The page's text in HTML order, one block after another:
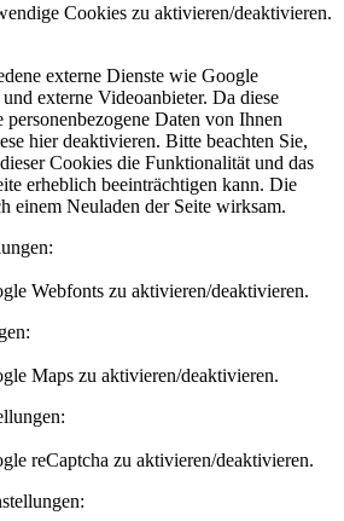
Cookies zu aktivieren/deaktivieren.
externe Dienste wie Google
externe Videoanbieter. Da diese
Daten von Ihnen
hier deaktivieren. Bitte beachten Sie,
Cookies die Funktionalität und das
erheblich beeinträchtigen kann. Die
einem Neuladen der Seite wirksam.
Webfonts zu aktivieren/deaktivieren.
Maps zu aktivieren/deaktivieren.
reCaptcha zu aktivieren/deaktivieren.